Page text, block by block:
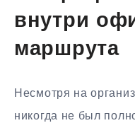
внутри
маршрута
Несмотря на
никогда не был